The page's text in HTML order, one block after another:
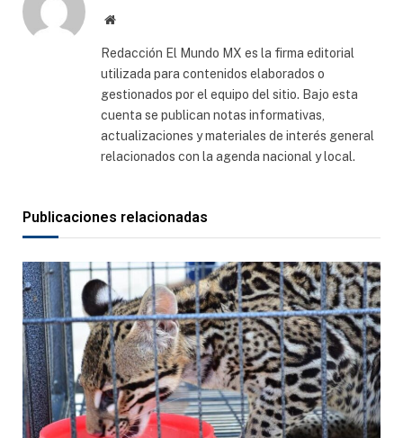
Sitio
Redacción El Mundo MX es la firma editorial
utilizada para contenidos elaborados o
gestionados por el equipo del sitio. Bajo esta
cuenta se publican notas informativas,
actualizaciones y materiales de interés general
relacionados con la agenda nacional y local.
Publicaciones relacionadas